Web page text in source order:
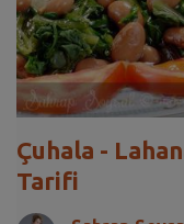
Çuhala -
Tarifi